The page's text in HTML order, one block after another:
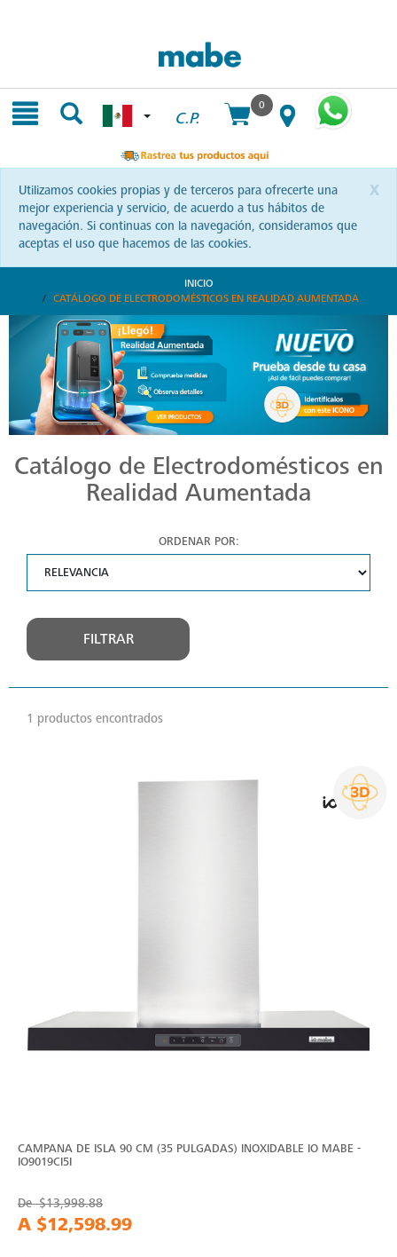
C.P.
0
x
Utilizamos cookies propias y de terceros para ofrecerte una
mejor experiencia y servicio, de acuerdo a tus hábitos de
navegación. Si continuas con la navegación, consideramos que
aceptas el uso que hacemos de las cookies.
INICIO
CATÁLOGO DE ELECTRODOMÉSTICOS EN REALIDAD AUMENTADA
Catálogo de Electrodomésticos en
Realidad Aumentada
ORDENAR POR:
FILTRAR
1 productos encontrados
CAMPANA DE ISLA 90 CM (35 PULGADAS) INOXIDABLE IO MABE -
IO9019CI5I
De$13,998.88
A $12,598.99